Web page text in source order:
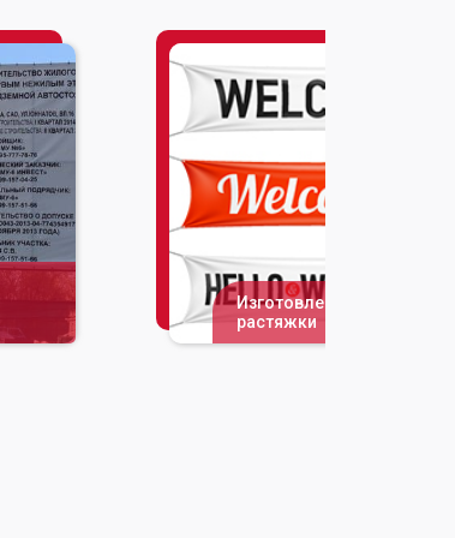
Изготовление баннера-
растяжки